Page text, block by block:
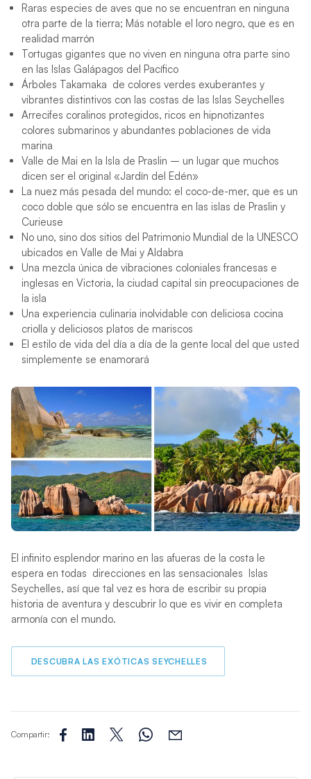
Raras especies de aves que no se encuentran en ninguna
otra parte de la tierra; Más notable el loro negro, que es en
realidad marrón
Tortugas gigantes que no viven en ninguna otra parte sino
en las Islas Galápagos del Pacífico
Árboles Takamaka de colores verdes exuberantes y
vibrantes distintivos con las costas de las Islas Seychelles
Arrecifes coralinos protegidos, ricos en hipnotizantes
colores submarinos y abundantes poblaciones de vida
marina
Valle de Mai en la Isla de Praslin – un lugar que muchos
dicen ser el original «Jardín del Edén»
La nuez más pesada del mundo: el coco-de-mer, que es un
coco doble que sólo se encuentra en las islas de Praslin y
Curieuse
No uno, sino dos sitios del Patrimonio Mundial de la UNESCO
ubicados en Valle de Mai y Aldabra
Una mezcla única de vibraciones coloniales francesas e
inglesas en Victoria, la ciudad capital sin preocupaciones de
la isla
Una experiencia culinaria inolvidable con deliciosa cocina
criolla y deliciosos platos de mariscos
El estilo de vida del día a día de la gente local del que usted
simplemente se enamorará
El infinito esplendor marino en las afueras de la costa le
espera en todas direcciones en las sensacionales Islas
Seychelles, así que tal vez es hora de escribir su propia
historia de aventura y descubrir lo que es vivir en completa
armonía con el mundo.
DESCUBRA LAS EXÓTICAS SEYCHELLES
Compartir: